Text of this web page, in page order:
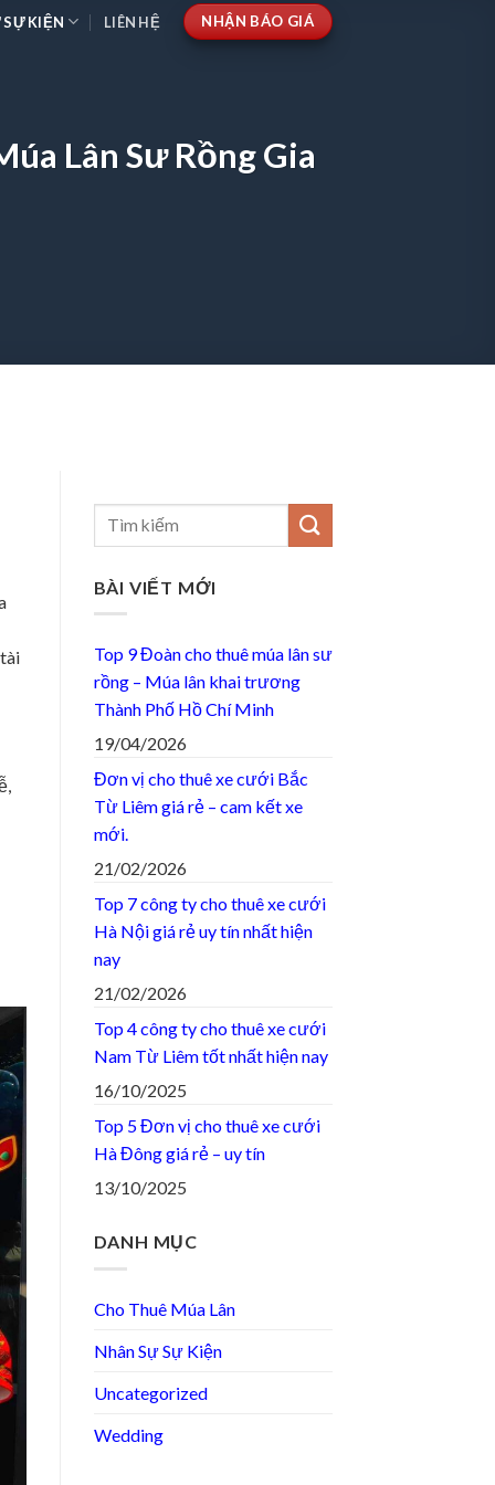
KIỆN LIÊN HỆ NHẬN BÁO GIÁ
Lân Sư Rồng Gia
BÀI VIẾT MỚI
Top 9 Đoàn cho thuê múa lân sư
rồng – Múa lân khai trương
Thành Phố Hồ Chí Minh
19/04/2026
Đơn vị cho thuê xe cưới Bắc
Từ Liêm giá rẻ – cam kết xe
mới.
21/02/2026
Top 7 công ty cho thuê xe cưới
Hà Nội giá rẻ uy tín nhất hiện
nay
21/02/2026
Top 4 công ty cho thuê xe cưới
Nam Từ Liêm tốt nhất hiện nay
16/10/2025
Top 5 Đơn vị cho thuê xe cưới
Hà Đông giá rẻ – uy tín
13/10/2025
DANH MỤC
Cho Thuê Múa Lân
Nhân Sự Sự Kiện
Uncategorized
Wedding